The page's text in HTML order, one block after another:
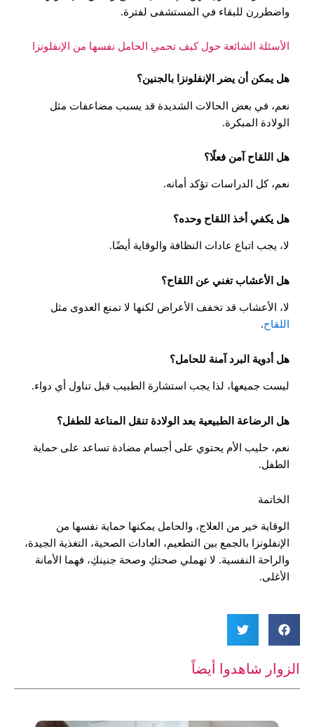
الزوار شاهدوا أيضاً
واضطررن للبقاء في المستشفى لفترة.
الأسئلة الشائعة حول كيف تحمي الحامل نفسها من الإنفلونزا
هل يمكن أن يضر الإنفلونزا بالجنين؟
نعم، في بعض الحالات الشديدة قد يسبب مضاعفات مثل
الولادة المبكرة.
هل اللقاح آمن فعلًا؟
نعم، كل الدراسات تؤكد أمانه.
هل يكفي أخذ اللقاح وحده؟
لا، يجب اتباع عادات النظافة والوقاية أيضًا.
هل الأعشاب تغني عن اللقاح؟
لا، الأعشاب قد تخفف الأعراض لكنها لا تمنع العدوى مثل
اللقاح.
هل أدوية البرد آمنة للحامل؟
ليست جميعها، لذا يجب استشارة الطبيب قبل تناول أي دواء.
هل الرضاعة الطبيعية بعد الولادة تنقل المناعة للطفل؟
نعم، حليب الأم يحتوي على أجسام مضادة تساعد على حماية
الطفل.
الخاتمة
الوقاية خير من العلاج، والحامل يمكنها حماية نفسها من
الإنفلونزا بالجمع بين التطعيم، العادات الصحية، التغذية الجيدة،
والراحة النفسية. لا تهملي صحتكِ وصحة جنينكِ، فهما الأمانة
الأغلى.